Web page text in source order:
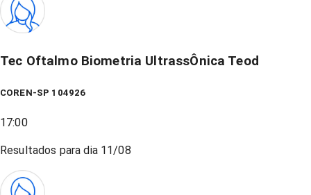
Tec Oftalmo Biometria UltrassÔnica Teod
COREN-SP 104926
17:00
Resultados para dia 11/08